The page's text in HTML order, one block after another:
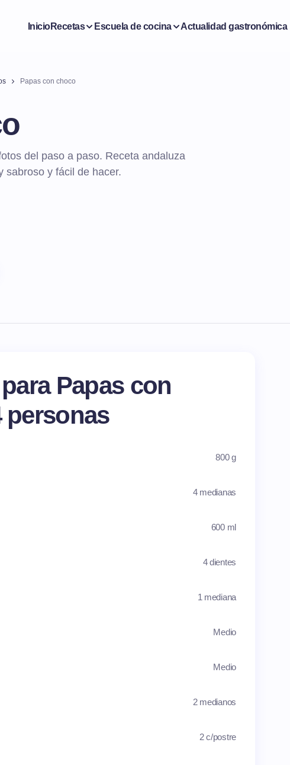
InicioRecetas Escuela de cocina Actualidad gastronómica
Papas con choco
del paso a paso. Receta andaluza
sabroso y fácil de hacer.
Papas con
personas
800 g
4 medianas
600 ml
4 dientes
1 mediana
Medio
Medio
2 medianos
2 c/postre